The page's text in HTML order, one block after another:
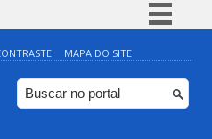
Simplifique!
Comunica BR
Participe
MAPA DO SITE